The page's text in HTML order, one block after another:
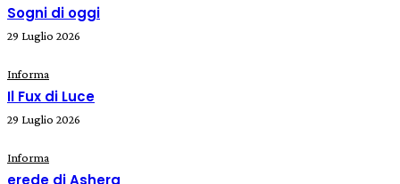
Sogni di oggi
29 Luglio 2026
Informa
Il Fux di Luce
29 Luglio 2026
Informa